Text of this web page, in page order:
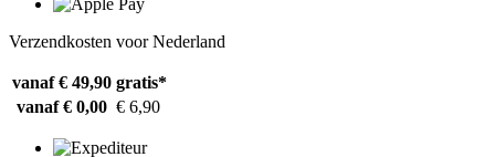
Verzendkosten voor Nederland
vanaf € 49,90 gratis*
vanaf € 0,00 € 6,90